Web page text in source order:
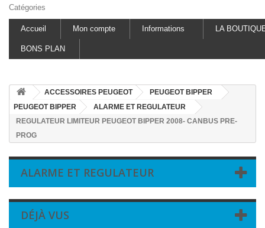
Catégories
Accueil Mon compte Informations LA
BONS PLAN
ACCESSOIRES PEUGEOT
PEUGEOT BIPPER
PEUGEOT BIPPER
ALARME ET REGULATEUR
REGULATEUR LIMITEUR PEUGEOT BIPPER 2008- CANBUS PRE-
PROG
ALARME ET REGULATEUR
DÉJÀ VUS